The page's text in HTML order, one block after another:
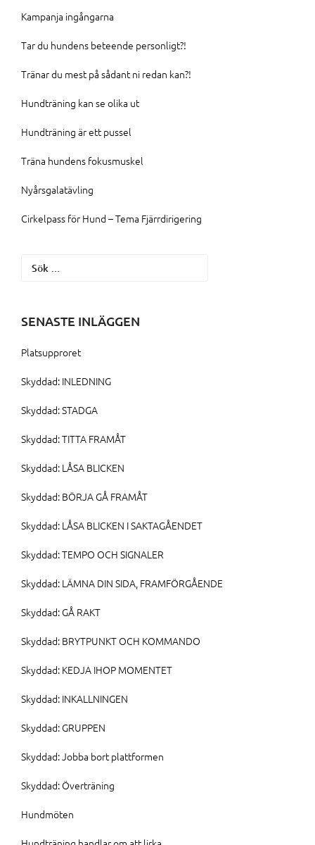
Kampanja ingångarna
Tar du hundens beteende personligt?!
Tränar du mest på sådant ni redan kan?!
Hundträning kan se olika ut
Hundträning är ett pussel
Träna hundens fokusmuskel
Nyårsgalatävling
Cirkelpass för Hund – Tema Fjärrdirigering
Sök
SENASTE INLÄGGEN
Platsupproret
Skyddad: INLEDNING
Skyddad: STADGA
Skyddad: TITTA FRAMÅT
Skyddad: LÅSA BLICKEN
Skyddad: BÖRJA GÅ FRAMÅT
Skyddad: LÅSA BLICKEN I SAKTAGÅENDET
Skyddad: TEMPO OCH SIGNALER
Skyddad: LÄMNA DIN SIDA, FRAMFÖRGÅENDE
Skyddad: GÅ RAKT
Skyddad: BRYTPUNKT OCH KOMMANDO
Skyddad: KEDJA IHOP MOMENTET
Skyddad: INKALLNINGEN
Skyddad: GRUPPEN
Skyddad: Jobba bort plattformen
Skyddad: Överträning
Hundmöten